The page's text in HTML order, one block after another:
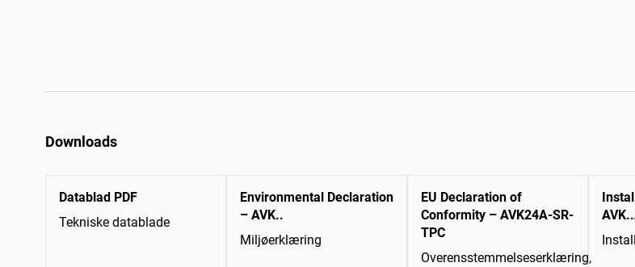
Downloads
Datablad PDF
Tekniske datablade
Environmental Declaration
– AVK..
Miljøerklæring
EU Declaration of
Conformity – AVK24A-SR-
TPC
Overensstemmelseserklæring,